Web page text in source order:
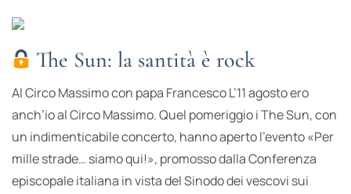
The Sun: la santità è rock
Al Circo Massimo con papa Francesco L’11 agosto ero
anch’io al Circo Massimo. Quel pomeriggio i The Sun, con
un indimenticabile concerto, hanno aperto l’evento «Per
mille strade… siamo qui!», promosso dalla Conferenza
episcopale italiana in vista del Sinodo dei vescovi sui